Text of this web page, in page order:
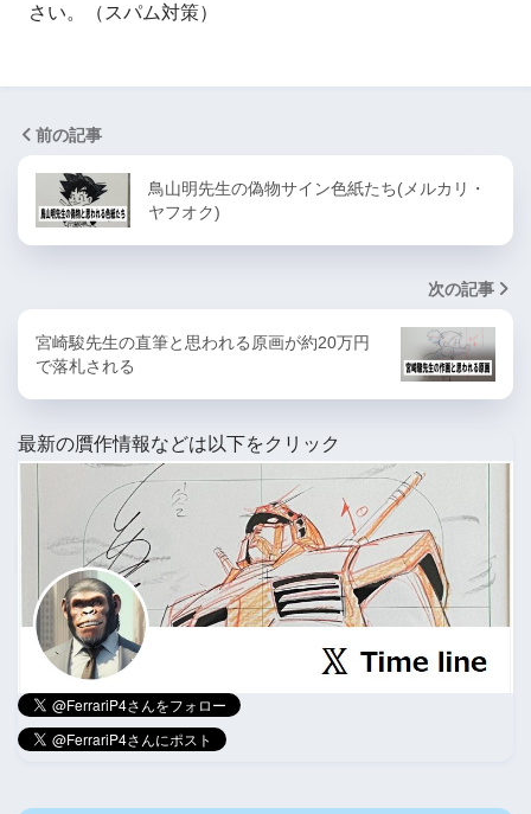
さい。（スパム対策）
前の記事
鳥山明先生の偽物サイン色紙たち(メルカリ・
ヤフオク)
次の記事
宮崎駿先生の直筆と思われる原画が約20万円
で落札される
最新の贋作情報などは以下をクリック